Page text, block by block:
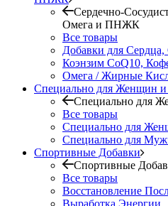
Сердечно-
Омега и ПНЖК
Все товары
Добавки для Сердца,
Коэнзим CoQ10,
Омега / Жирные
Специально для Женщин
Специально для
Все товары
Специально для
Специально для
Спортивные Добавки
Спортивные
Все товары
Восстановление
Выработка Энергии